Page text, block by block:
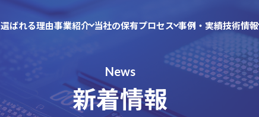
選ばれる理由事業紹介 当社の保有プロセス 事例・実績技術情報
News
新着情報